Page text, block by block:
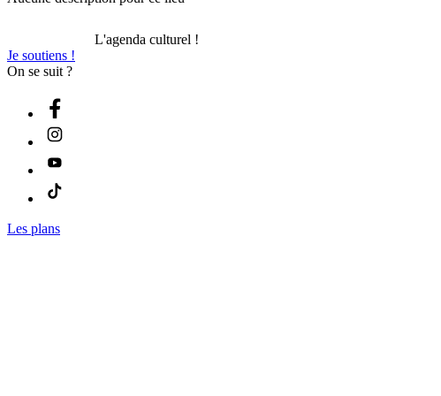
L'agenda culturel !
Je soutiens !
On se suit ?
Les plans